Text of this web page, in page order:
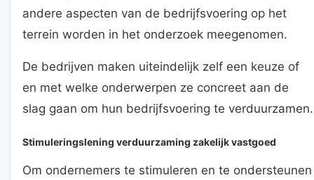
andere aspecten van de bedrijfsvoering op het
terrein worden in het onderzoek meegenomen.
De bedrijven maken uiteindelijk zelf een keuze of
en met welke onderwerpen ze concreet aan de
slag gaan om hun bedrijfsvoering te verduurzamen.
Stimuleringslening verduurzaming zakelijk vastgoed
Om ondernemers te stimuleren en te ondersteunen